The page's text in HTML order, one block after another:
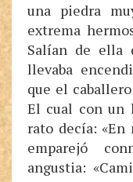
una piedra
extrema
Salían de ella
llevaba
que el
El cual con un
rato decía: «En
emparejó
angustia: